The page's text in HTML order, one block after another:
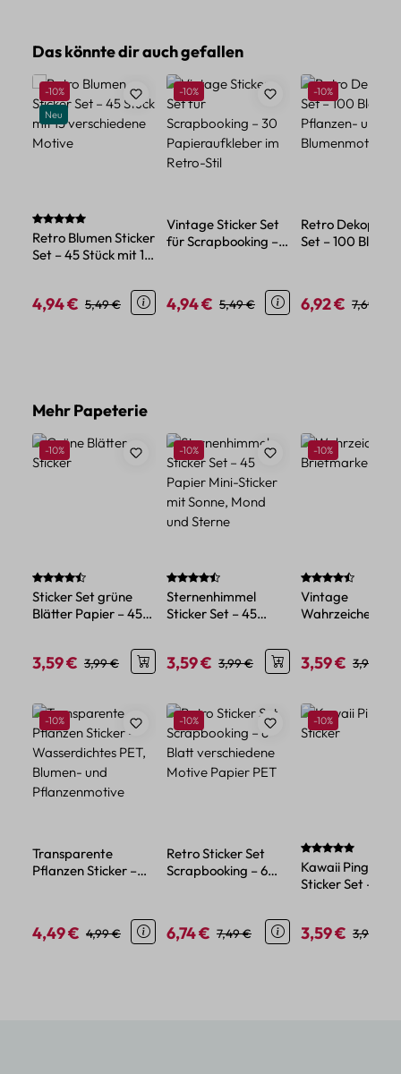
Produktgalerie überspringen
Das könnte dir auch gefallen
Rabatt
-10%
Neu
Durchschnittliche Bewertung von 5 von 5 Sternen
Retro Blumen Sticker
Set – 45 Stück mit 15
Verkaufspreis:
4,94 € Regulärer Preis:
5,49 €
Rabatt
-10%
Vintage Sticker Set
für Scrapbooking –
Verkaufspreis:
4,94 € Regulärer Preis:
5,49 €
Rabatt
-10%
Retro
Set – 100 Blatt
Verkaufspreis:
6,92 € 7,69 €
Produktgalerie überspringen
Mehr Papeterie
Rabatt
-10%
Durchschnittliche Bewertung von 4.5 von 5 Sternen
Sticker Set grüne
Blätter Papier – 45
Verkaufspreis:
3,59 € Regulärer Preis:
3,99 €
Rabatt
-10%
Durchschnittliche Bewertung von 4.86
Sternenhimmel
Sticker Set – 45
mit Sonne, Mond und
Sterne
Verkaufspreis:
3,59 € Regulärer Preis:
3,99 €
Rabatt
-10%
Vintage
Wahrzeichen
Verkaufspreis:
3,59 € 3,99 €
Produktgalerie überspringen
Rabatt
-10%
Transparente
Pflanzen Sticker –
Verkaufspreis:
4,49 € Regulärer Preis:
4,99 €
Rabatt
-10%
Retro Sticker Set
Scrapbooking – 6
Verkaufspreis:
6,74 € Regulärer Preis:
7,49 €
Rabatt
-10%
Kawaii Pinguin
Sticker Set – 45
Design
Verkaufspreis:
3,59 € 3,99 €